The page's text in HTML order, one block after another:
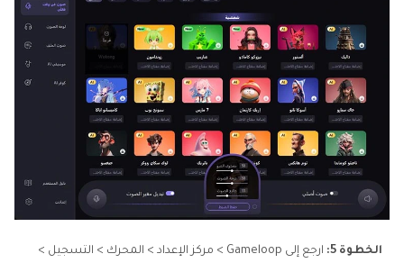
الخطوة 5:
ارجع إلى Gameloop > مركز الإعداد > المحرك > التسجيل >